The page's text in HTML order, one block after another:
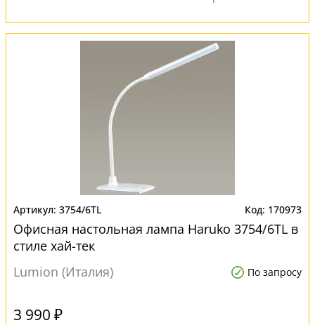
3754/6TL 170973
Офисная настольная лампа Haruko 3754/6TL в
стиле хай-тек
Lumion (Италия)
По запросу
3 990 ₽